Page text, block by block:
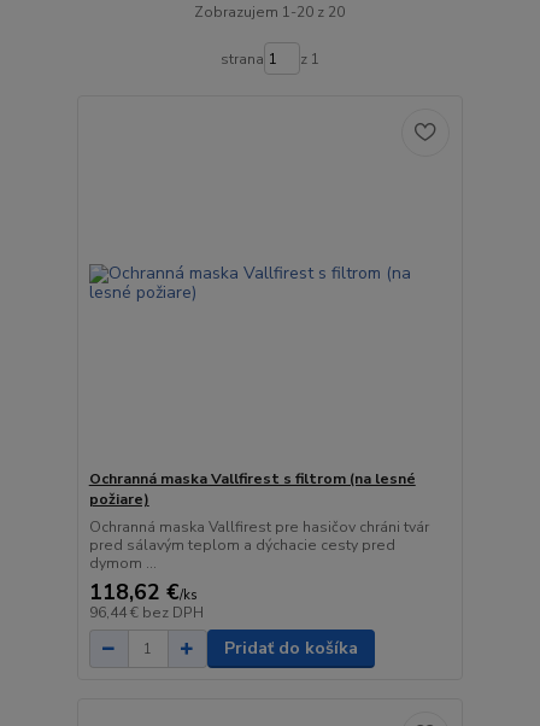
Zobrazujem 1-20 z 20
strana z 1
Ochranná maska Vallfirest s filtrom (na lesné
požiare)
Ochranná maska Vallfirest pre hasičov chráni tvár
pred sálavým teplom a dýchacie cesty pred
dymom ...
118,62 €/ks
96,44 € bez DPH
Pridať do košíka